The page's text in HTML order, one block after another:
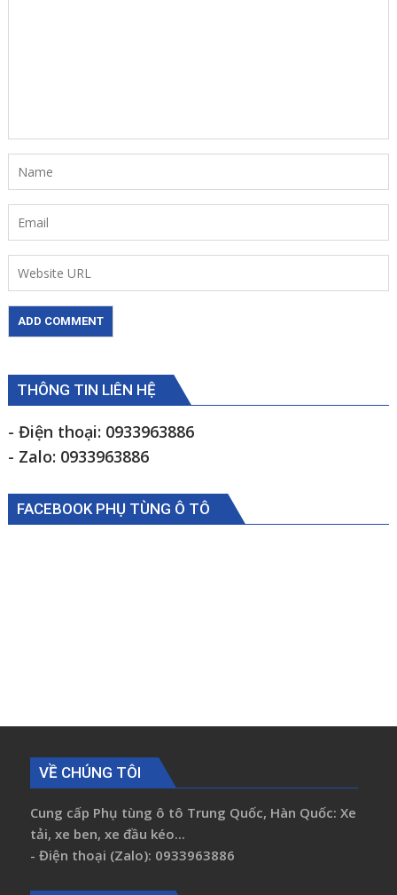
THÔNG TIN LIÊN HỆ
- Điện thoại: 0933963886
- Zalo: 0933963886
FACEBOOK PHỤ TÙNG Ô TÔ
VỀ CHÚNG TÔI
Cung cấp Phụ tùng ô tô Trung Quốc, Hàn Quốc: Xe
tải, xe ben, xe đầu kéo...
- Điện thoại (Zalo): 0933963886